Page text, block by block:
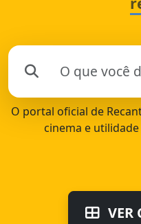
O portal oficial de
cinema e
VER